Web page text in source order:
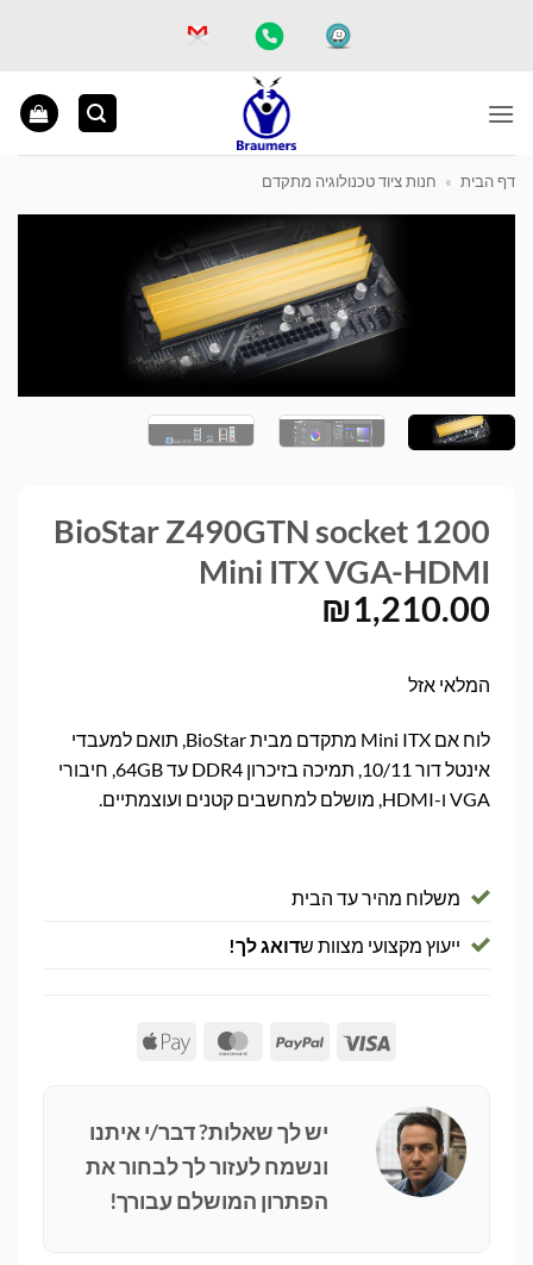
דף הבית » חנות ציוד טכנולוגיה מתקדם
BioStar Z490GTN socket 1200
Mini ITX VGA-HDMI
₪1,210.00
המלאי אזל
לוח אם Mini ITX מתקדם מבית BioStar, תואם למעבדי
אינטל דור 10/11, תמיכה בזיכרון DDR4 עד 64GB, חיבורי
VGA ו-HDMI, מושלם למחשבים קטנים ועוצמתיים.
משלוח מהיר עד הבית
ייעוץ מקצועי מצוות שדואג לך!
Visa
PayPal
MasterCard
Apple
יש לך שאלות? דבר/י איתנו
ונשמח לעזור לך לבחור את
הפתרון המושלם עבורך!